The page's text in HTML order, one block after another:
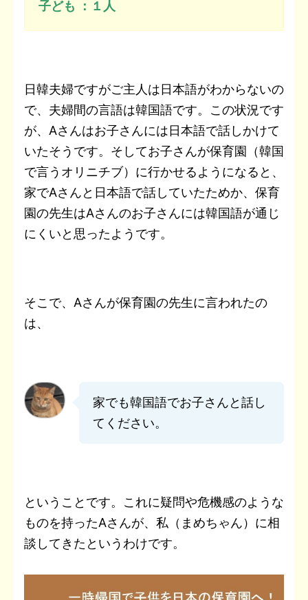
子ども ：１人
日韓夫婦ですがご主人は日本語がわからないの
で、夫婦間の言語は韓国語です。この状況です
が、Aさんはお子さんには日本語で話しかけて
いたそうです。そしてお子さんが保育園（韓国
で言うオリニチブ）に行かせるようになると、
家でAさんと日本語で話していたためか、保育
園の先生はAさんのお子さんには韓国語が通じ
にくいと思ったようです。
そこで、Aさんが保育園の先生に言われたの
は、
家でも韓国語でお子さんと話し
てください。
ということです。これに疑問や危機感のような
ものを持ったAさんが、私（まめちゃん）に相
談してきたというわけです。